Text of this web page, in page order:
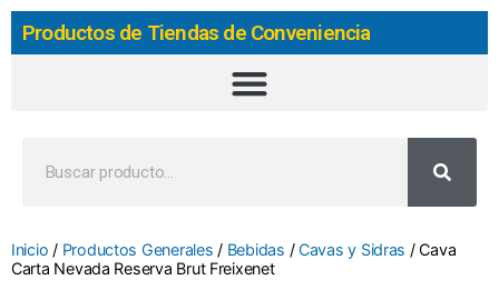
Productos de Tiendas de Conveniencia
Inicio / Productos Generales / Bebidas /Cavas y Sidras / Cava
Carta Nevada Reserva Brut Freixenet